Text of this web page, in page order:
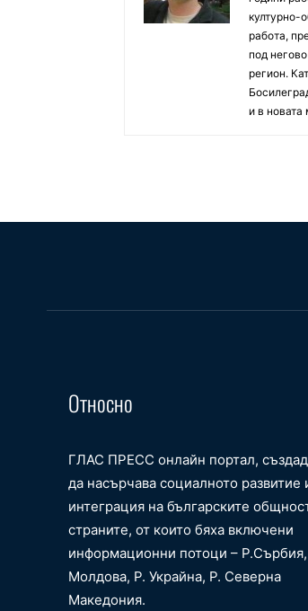
културно-
работа,
под
регион.
и в
Относно
ГЛАС ПРЕСС онлайн портал,
да насърчава социалното развитие
интеграция на българските
страните, от които бяха включени
информационни потоци –
Молдова, Р. Украйна, Р. Северна
Македония.